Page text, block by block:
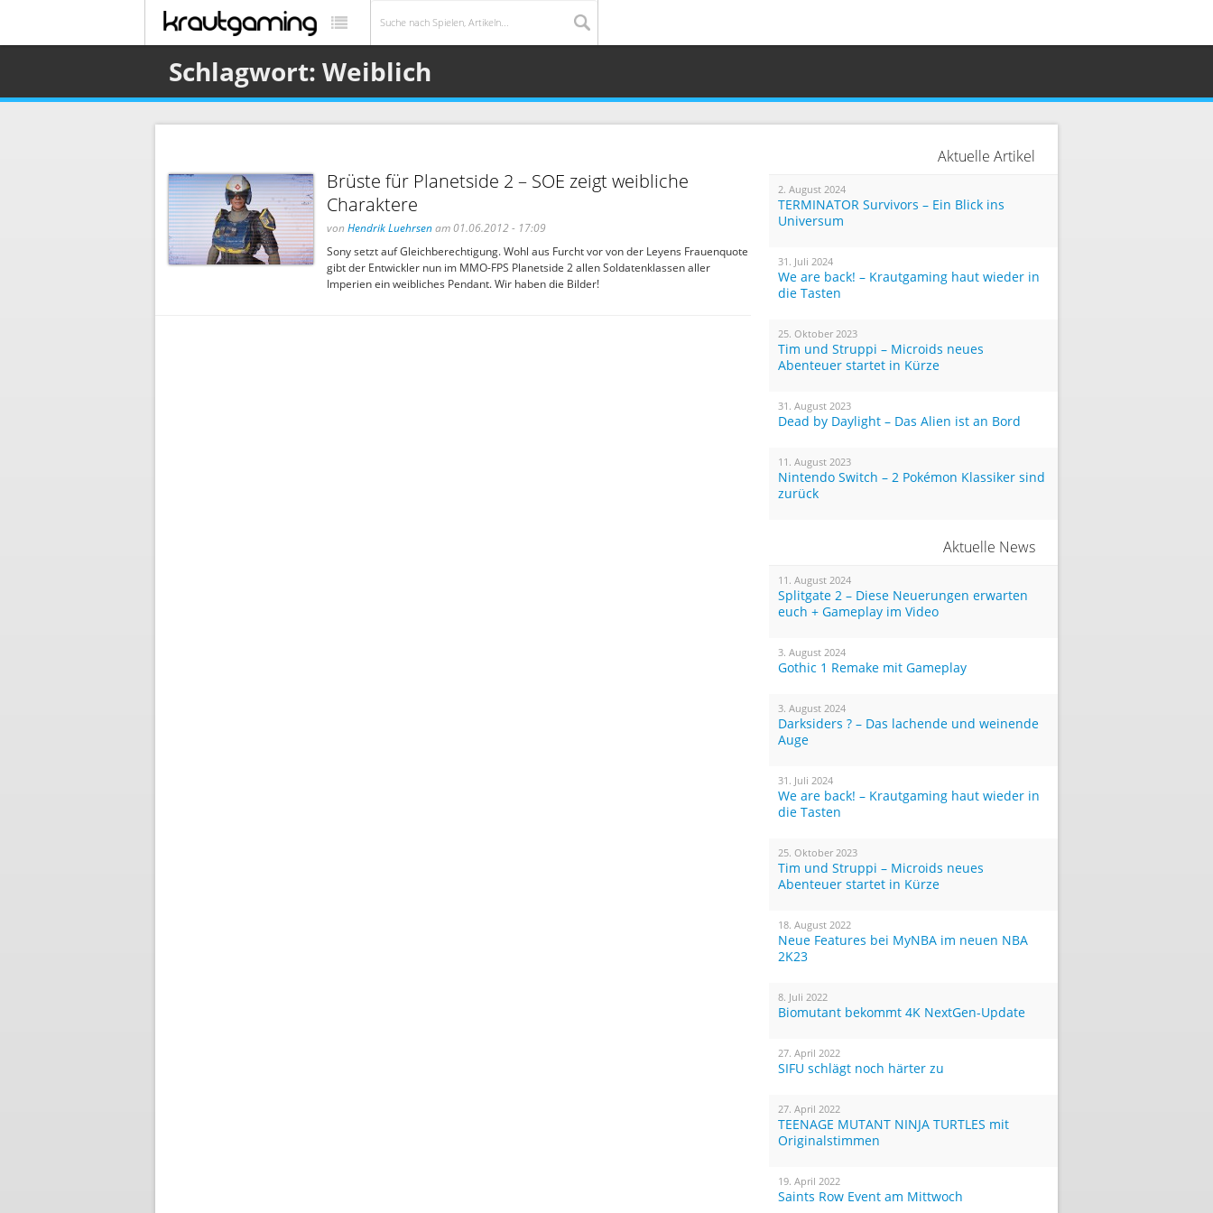
Schlagwort: Weiblich
Brüste für Planetside 2 – SOE zeigt weibliche
Charaktere
von Hendrik Luehrsenam 01.06.2012 - 17:09
Sony setzt auf Gleichberechtigung. Wohl aus Furcht vor von der Leyens Frauenquote
gibt der Entwickler nun im MMO-FPS Planetside 2 allen Soldatenklassen aller
Imperien ein weibliches Pendant. Wir haben die Bilder!
Aktuelle Artikel
2. August 2024
TERMINATOR Survivors – Ein Blick ins
Universum
31. Juli 2024
We are back! – Krautgaming haut wieder in
die Tasten
25. Oktober 2023
Tim und Struppi – Microids neues
Abenteuer startet in Kürze
31. August 2023
Dead by Daylight – Das Alien ist an Bord
11. August 2023
Nintendo Switch – 2 Pokémon Klassiker sind
zurück
Aktuelle News
11. August 2024
Splitgate 2 – Diese Neuerungen erwarten
euch + Gameplay im Video
3. August 2024
Gothic 1 Remake mit Gameplay
3. August 2024
Darksiders ? – Das lachende und weinende
Auge
31. Juli 2024
We are back! – Krautgaming haut wieder in
die Tasten
25. Oktober 2023
Tim und Struppi – Microids neues
Abenteuer startet in Kürze
18. August 2022
Neue Features bei MyNBA im neuen NBA
2K23
8. Juli 2022
Biomutant bekommt 4K NextGen-Update
27. April 2022
SIFU schlägt noch härter zu
27. April 2022
TEENAGE MUTANT NINJA TURTLES mit
Originalstimmen
19. April 2022
Saints Row Event am Mittwoch